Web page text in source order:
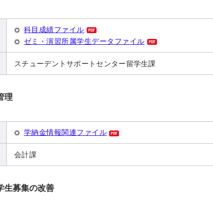
科目成績ファイル
ゼミ・演習所属学生データファイル
スチューデントサポートセンター留学生課
理
学納金情報関連ファイル
会計課
生募集の改善